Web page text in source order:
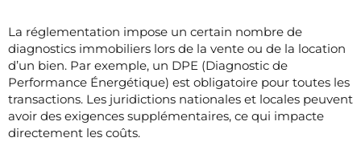
La réglementation impose un certain nombre de
diagnostics immobiliers lors de la vente ou de la location
d’un bien. Par exemple, un DPE (Diagnostic de
Performance Énergétique) est obligatoire pour toutes les
transactions. Les juridictions nationales et locales peuvent
avoir des exigences supplémentaires, ce qui impacte
directement les coûts.